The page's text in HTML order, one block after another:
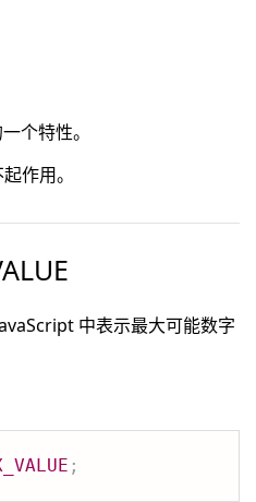
个特性。
作用。
中表示最大可能数字
;